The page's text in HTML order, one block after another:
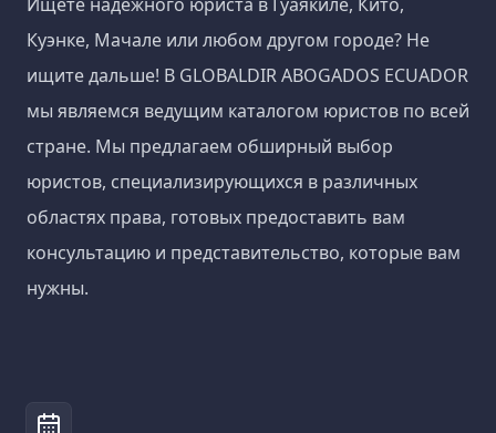
Куэнке, Мачале или любом другом городе? Не
ищите дальше! В GLOBALDIR ABOGADOS ECUADOR
мы являемся ведущим каталогом юристов по всей
стране. Мы предлагаем обширный выбор
юристов, специализирующихся в различных
областях права, готовых предоставить вам
консультацию и представительство, которые вам
нужны.